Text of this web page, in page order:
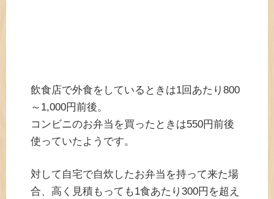
飲食店で外食をしているときは1回あたり800
～1,000円前後。
コンビニのお弁当を買ったときは550円前後
使っていたようです。
対して自宅で自炊したお弁当を持って来た場
合、高く見積もっても1食あたり300円を超え